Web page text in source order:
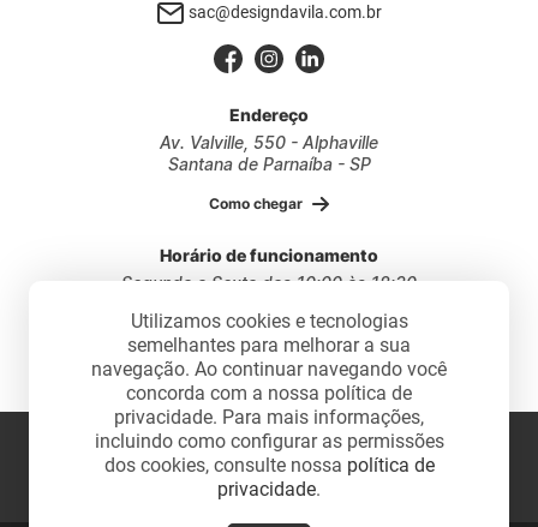
sac@designdavila.com.br
Endereço
Av. Valville, 550 - Alphaville
Santana de Parnaíba - SP
Como chegar
Horário de funcionamento
Segunda a Sexta das 10:00 às 18:30
2026 - Design da Vila. Todos os direitos reservados.
Desenvolvido por:
Utilizamos cookies e tecnologias
semelhantes para melhorar a sua
navegação. Ao continuar navegando você
concorda com a nossa política de
privacidade. Para mais informações,
incluindo como configurar as permissões
dos cookies, consulte nossa política de
privacidade.